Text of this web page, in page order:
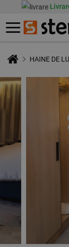
HAINE DE